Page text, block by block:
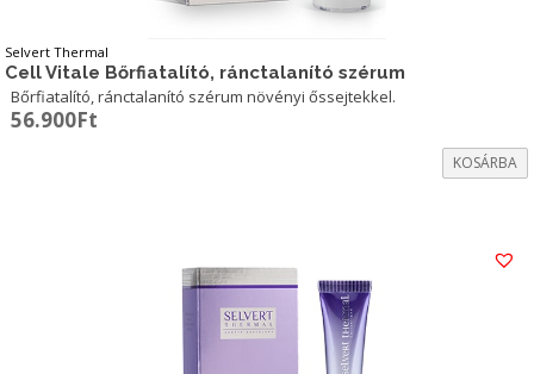
Selvert Thermal
Cell Vitale Bőrfiatalító, ránctalanító szérum
Bőrfiatalító, ránctalanító szérum növényi őssejtekkel.
56.900Ft
KOSÁRBA